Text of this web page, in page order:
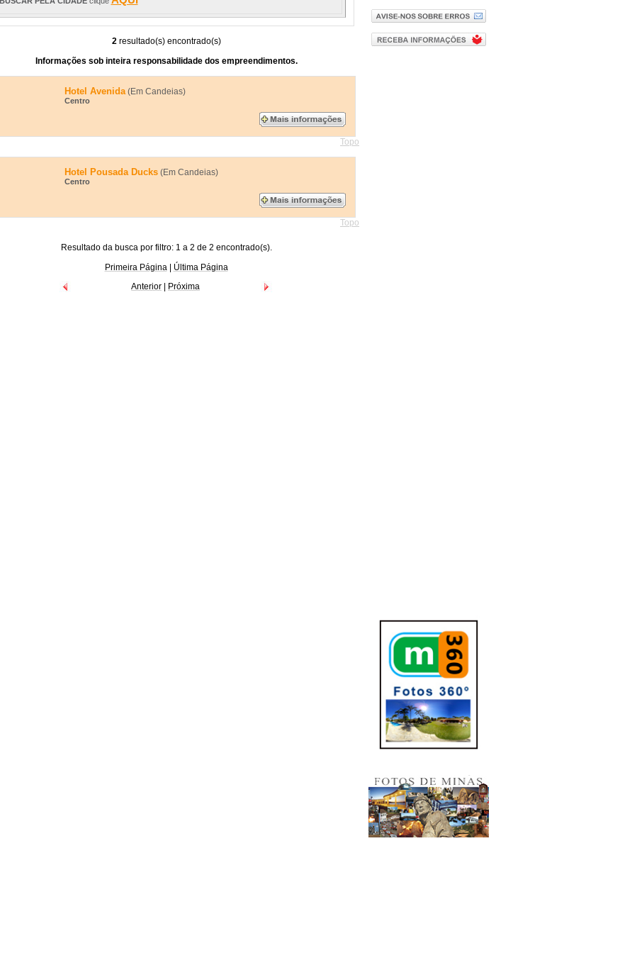
2resultado(s) encontrado(s)
Informações sob inteira responsabilidade dos empreendimentos.
Hotel Avenida(Em Candeias)
Centro
Topo
Hotel Pousada Ducks (Em Candeias)
Centro
Topo
Resultado da busca por filtro: 1 a 2 de 2 encontrado(s).
Primeira Página|
Última Página
Anterior
Próxima